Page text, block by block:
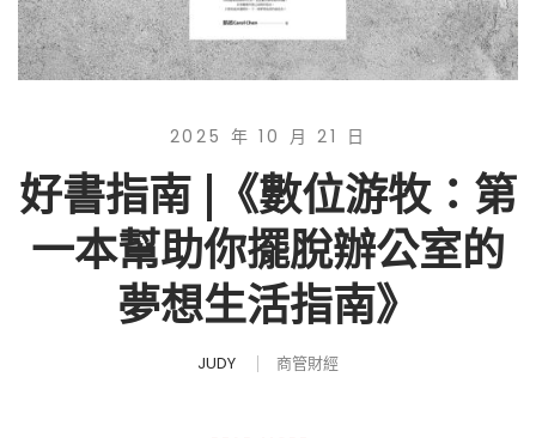
2025 年 10 月 21 日
好書指南 |《數位游牧：第
一本幫助你擺脫辦公室的
夢想生活指南》
JUDY 商管財經